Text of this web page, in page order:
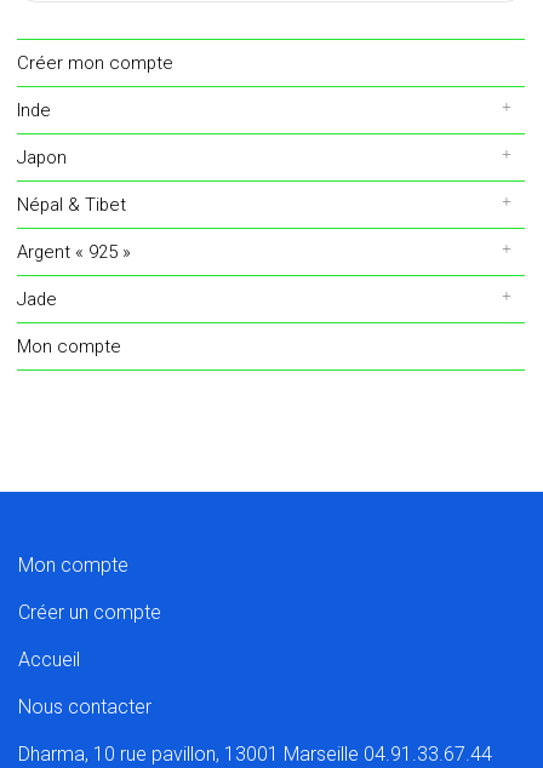
Créer mon compte
Inde
Japon
Népal & Tibet
Argent « 925 »
Jade
Mon compte
Mon compte
Créer un compte
Accueil
Nous contacter
Dharma, 10 rue pavillon, 13001 Marseille 04.91.33.67.44